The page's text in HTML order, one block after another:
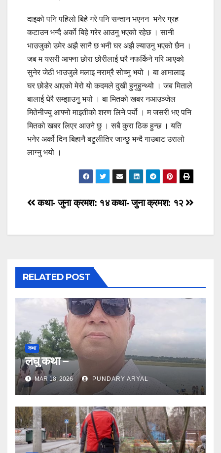
दाइको पनि पहिलो बिहे गरे पनि सन्तान भएनन भनेर ग्रह
कटाउन भन्दै अर्को बिहे गरेर आउनु भएको रहेछ । सानी
भाउजुको उमेर अझै सानै छ भनी घर अझै ल्याउनु भएको छैन ।
जब म यसरी आफ्ना छोरा छोरीलाई घरै नफर्किने गरि आएको
सुनेर जेठी भाउजुले मलाइ नराम्रै सोच्नु भयो । बा आमालाइ
घर छोडेर आएको मेरो यो कदमले दुखी हुनुहुन्थ्यो । जब मिताले
बालाई धेरै सम्झाउनु भयो । बा मितको खबर नआउञ्जेल
मितेनीज्यु आफ्नो माइतीको शरण लिने पर्यो । म जसरी भए पनि
मितको खबर लिएर आउने छु । सबै कुरा ठिक हुन्छ । यति
भनेर अर्को दिन बिहानै बटुलीतिर जान्छु भन्दै गाउबाट उरालो
लाग्नु भयो ।
Post
कथा- जुना क्रमश: १२
कथा- जुना क्रमश: १४
RELATED POST
कथा
लघु कथा –
MAR 18, 2026 PUNDARY ARYAL